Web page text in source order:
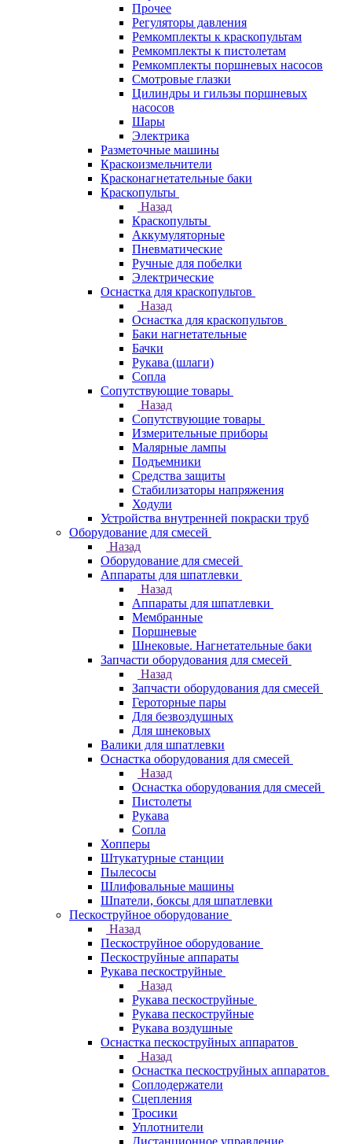
Прочее
Регуляторы давления
Ремкомплекты к краскопультам
Ремкомплекты к пистолетам
Ремкомплекты поршневых насосов
Смотровые глазки
Цилиндры и гильзы поршневых
насосов
Шары
Электрика
Разметочные машины
Краскоизмельчители
Красконагнетательные баки
Краскопульты
Назад
Краскопульты
Аккумуляторные
Пневматические
Ручные для побелки
Электрические
Оснастка для краскопультов
Назад
Оснастка для краскопультов
Баки нагнетательные
Бачки
Рукава (шлаги)
Сопла
Сопутствующие товары
Назад
Сопутствующие товары
Измерительные приборы
Малярные лампы
Подъемники
Средства защиты
Стабилизаторы напряжения
Ходули
Устройства внутренней покраски труб
Оборудование для смесей
Назад
Оборудование для смесей
Аппараты для шпатлевки
Назад
Аппараты для шпатлевки
Мембранные
Поршневые
Шнековые. Нагнетательные баки
Запчасти оборудования для смесей
Назад
Запчасти оборудования для смесей
Героторные пары
Для безвоздушных
Для шнековых
Валики для шпатлевки
Оснастка оборудования для смесей
Назад
Оснастка оборудования для смесей
Пистолеты
Рукава
Сопла
Хопперы
Штукатурные станции
Пылесосы
Шлифовальные машины
Шпатели, боксы для шпатлевки
Пескоструйное оборудование
Назад
Пескоструйное оборудование
Пескоструйные аппараты
Рукава пескоструйные
Назад
Рукава пескоструйные
Рукава пескоструйные
Рукава воздушные
Оснастка пескоструйных аппаратов
Назад
Оснастка пескоструйных аппаратов
Соплодержатели
Сцепления
Тросики
Уплотнители
Дистанционное управление